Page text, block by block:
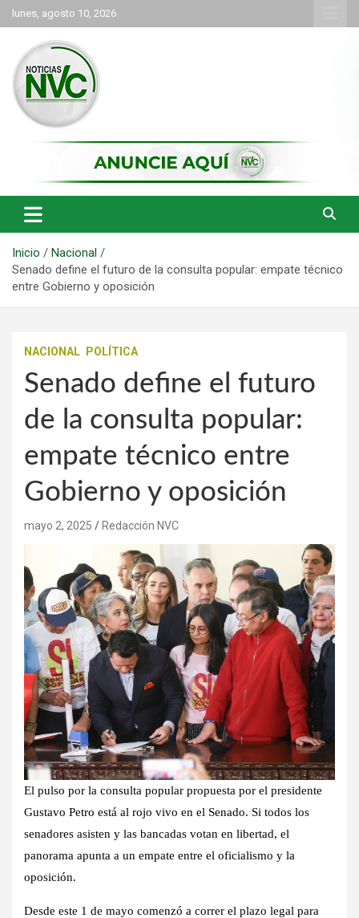
Saltar
al
contenido
lunes, agosto 10, 2026
NVC Noticias
Inicio
Nacional
Senado define el futuro de la consulta popular: empate técnico
entre Gobierno y oposición
NACIONAL POLÍTICA
Senado define el futuro
de la consulta popular:
empate técnico entre
Gobierno y oposición
mayo 2, 2025 Redacción NVC
El pulso por la consulta popular propuesta por el presidente
Gustavo Petro está al rojo vivo en el Senado. Si todos los
senadores asisten y las bancadas votan en libertad, el
panorama apunta a un empate entre el oficialismo y la
oposición.
Desde este 1 de mayo comenzó a correr el plazo legal para